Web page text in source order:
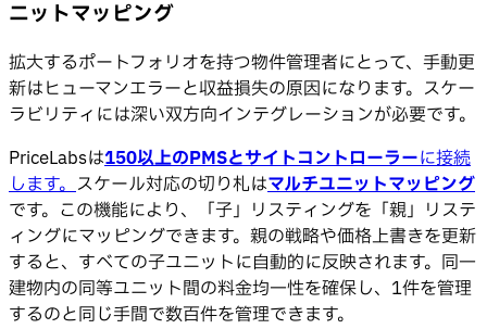
ニットマッピング
拡大するポートフォリオを持つ物件管理者にとって、手動更
新はヒューマンエラーと収益損失の原因になります。スケー
ラビリティには深い双方向インテグレーションが必要です。
PriceLabsは150以上のPMSとサイトコントローラーに接続
します。スケール対応の切り札はマルチユニットマッピング
です。この機能により、「子」リスティングを「親」リステ
ィングにマッピングできます。親の戦略や価格上書きを更新
すると、すべての子ユニットに自動的に反映されます。同一
建物内の同等ユニット間の料金均一性を確保し、1件を管理
するのと同じ手間で数百件を管理できます。